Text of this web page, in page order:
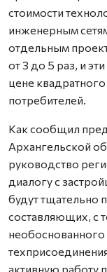
стоимости
инженерным
отдельным
от 3 до 5 раз, и
цене
потребителей.
Как сообщил
Архангельской
руководство
диалогу с
будут тщательно
составляющих, с
активную работу